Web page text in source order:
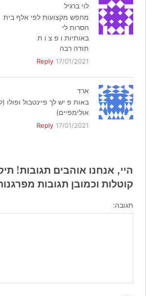
לוי ברגיל
מחפש מקצועות לפי אלף בית
חסרות לי
באותיות ו פ צ ו ת
תודה רבה
17/01/2021
Reply
ארד
באות פ יש לך פיינטבול ופולו
אולימפיים)
17/01/2021
Reply
היי, אנחנו אוהבים תגובות!
קוטלות וכמובן תגובות
תגובה: